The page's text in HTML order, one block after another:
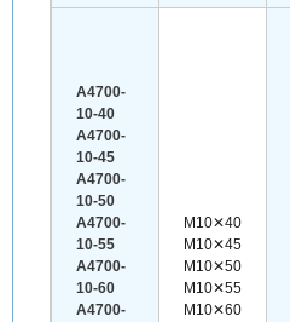
A4700-
10-40
A4700-
10-45
A4700-
10-50
A4700-
10-55
A4700-
10-60
A4700-
M10✕40
M10✕45
M10✕50
M10✕55
M10✕60